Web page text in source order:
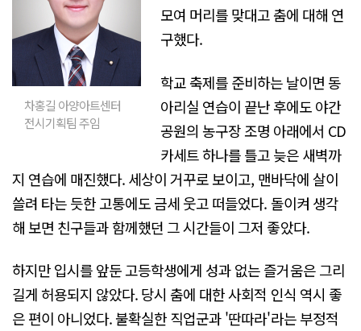
차홍길 아양아트센터
전시기획팀 주임
모여 머리를 맞대고 춤에 대해 연
구했다.
학교 축제를 준비하는 날이면 동
아리실 연습이 끝난 후에도 야간
공원의 농구장 조명 아래에서 CD
카세트 하나를 틀고 늦은 새벽까
지 연습에 매진했다. 세상이 거꾸로 보이고, 맨바닥에 살이
쓸려 타는 듯한 고통에도 금세 웃고 떠들었다. 돌이켜 생각
해 보면 친구들과 함께했던 그 시간들이 그저 좋았다.
하지만 입시를 앞둔 고등학생에게 성과 없는 즐거움은 그리
길게 허용되지 않았다. 당시 춤에 대한 사회적 인식 역시 좋
은 편이 아니었다. 불확실한 직업군과 '딴따라'라는 부정적